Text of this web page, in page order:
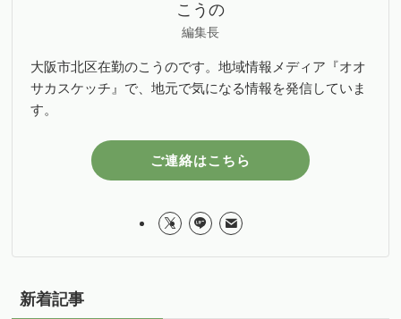
こうの
編集長
大阪市北区在勤のこうのです。地域情報メディア『オオ
サカスケッチ』で、地元で気になる情報を発信していま
す。
ご連絡はこちら
新着記事